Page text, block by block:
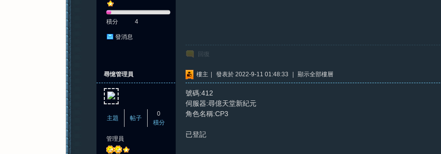
積分 4
發消息
回復
尋憶管理員
主題 帖子
0
積分
管理員
樓主 發表於 2022-9-11 01:48:33 顯示全部樓層
號碼:412
伺服器:尋億天堂新紀元
角色名稱:CP3
已登記